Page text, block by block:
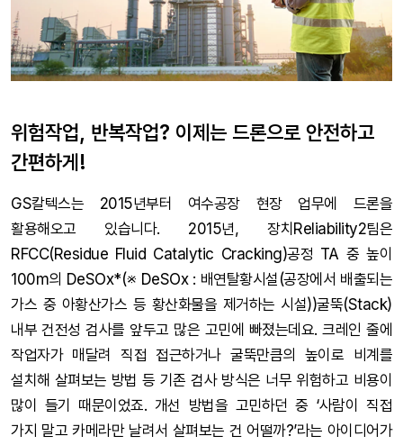
위험작업, 반복작업? 이제는 드론으로 안전하고
간편하게!
GS칼텍스는 2015년부터 여수공장 현장 업무에 드론을
활용해오고 있습니다. 2015년, 장치Reliability2팀은
RFCC(Residue Fluid Catalytic Cracking)공정 TA 중 높이
100m의 DeSOx*(※ DeSOx : 배연탈황시설(공장에서 배출되는
가스 중 아황산가스 등 황산화물을 제거하는 시설))굴뚝(Stack)
내부 건전성 검사를 앞두고 많은 고민에 빠졌는데요. 크레인 줄에
작업자가 매달려 직접 접근하거나 굴뚝만큼의 높이로 비계를
설치해 살펴보는 방법 등 기존 검사 방식은 너무 위험하고 비용이
많이 들기 때문이었죠. 개선 방법을 고민하던 중 ‘사람이 직접
가지 말고 카메라만 날려서 살펴보는 건 어떨까?’라는 아이디어가